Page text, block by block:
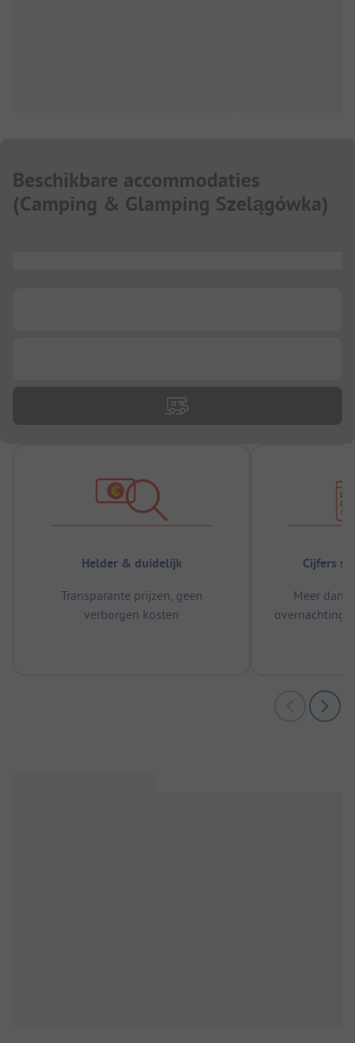
Beschikbare accommodaties
(Camping & Glamping Szelągówka)
Helder & duidelijk
Transparante prijzen, geen
verborgen kosten
Cijfers
Meer dan